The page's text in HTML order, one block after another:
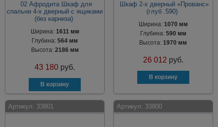
02 Афродита Шкаф для
спальни 4-х дверный с ящиками
(без карниза)
Ширина: 1611 мм
Глубина:564 мм
Высота: 2186 мм
43 180 руб.
Шкаф 2-х дверный «Прованс»
(глуб .590)
Ширина: 1070 мм
Глубина: 590 мм
Высота:1970 мм
26 012 руб.
Артикул: 33801 Артикул: 33800